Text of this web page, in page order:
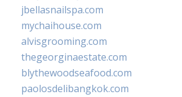
jbellasnailspa.com
mychaihouse.com
alvisgrooming.com
thegeorginaestate.com
blythewoodseafood.com
paolosdelibangkok.com